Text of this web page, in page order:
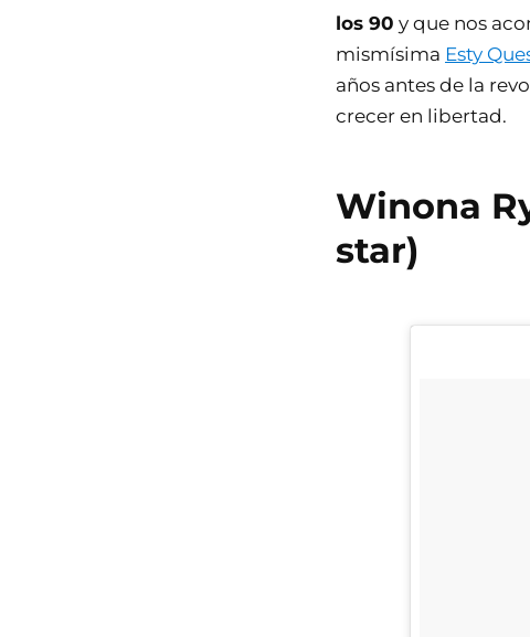
los 90 y que nos
mismísima Esty
años antes de la
crecer en libertad.
Winona
star)